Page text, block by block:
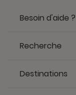
Besoin d'aide ?
Recherche
Destinations